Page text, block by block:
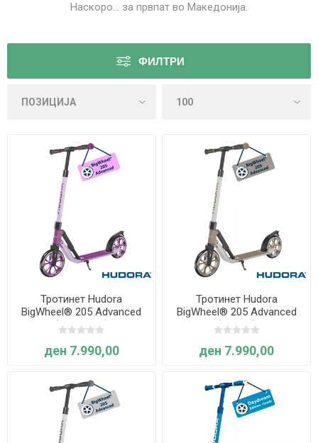
Наскоро... за првпат во Македонија.
ФИЛТРИ
Тротинет Hudora
BigWheel® 205 Advanced
(Виолетов)
ден 7.990,00
Тротинет Hudora
BigWheel® 205 Advanced
(Кафен)
ден 7.990,00